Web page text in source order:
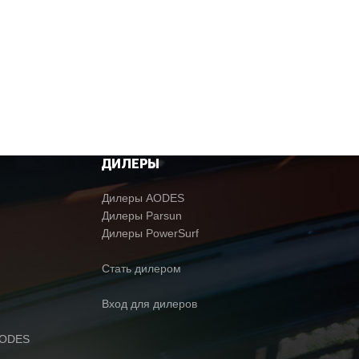
ДИЛЕРЫ
Дилеры AODES
Дилеры Parsun
Дилеры PowerSurf
Стать дилером
Вход для дилеров